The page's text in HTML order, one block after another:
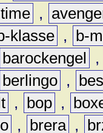
,
klasse ,
b-
barockengel
berlingo ,
, bop ,
, brera ,